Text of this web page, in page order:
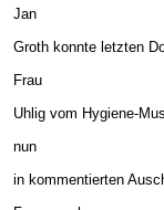
Jan
Groth konnte letzten
Frau
Uhlig vom Hygiene-
nun
in kommentierten